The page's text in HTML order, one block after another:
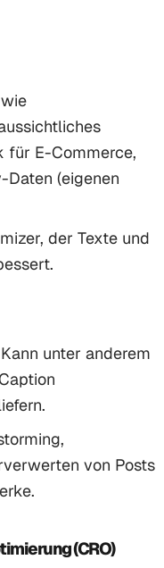
für E-Commerce,
(eigenen
der Texte und
unter anderem
von Posts
(CRO)